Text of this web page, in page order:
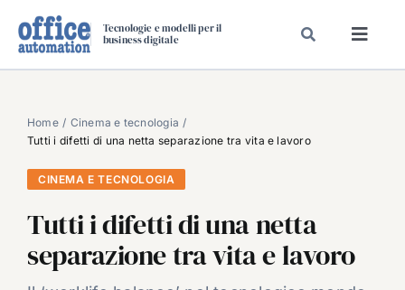
Tecnologie e modelli per il
business digitale
SPECIAL PAPER
TAVOLE ROTONDE DI REDAZIONE
DAL MERCATO
CARRIERE
VIDEO
EVENTI
Home
Cinema e tecnologia
Tutti i difetti di una netta separazione tra vita e lavoro
CINEMA E TECNOLOGIA
Tutti i difetti di una netta
separazione tra vita e lavoro